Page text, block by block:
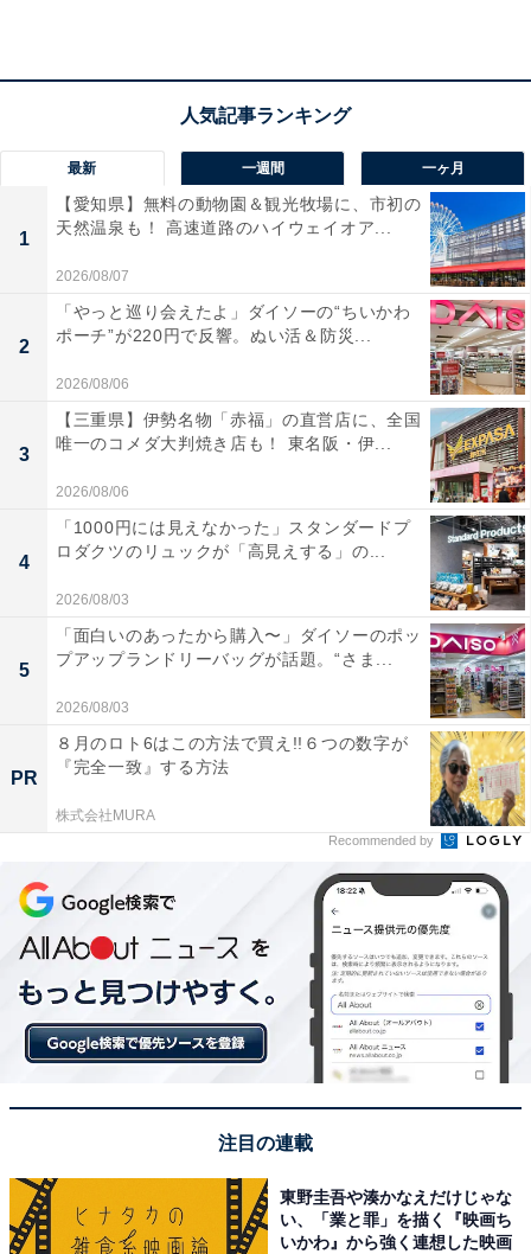
最新 一週間 一ヶ月
1
【愛知県】無料の動物園＆観光牧場に、市初の
天然温泉も！ 高速道路のハイウェイオア...
2026/08/07
2
「やっと巡り会えたよ」ダイソーの“ちいかわ
ポーチ”が220円で反響。ぬい活＆防災...
2026/08/06
3
【三重県】伊勢名物「赤福」の直営店に、全国
唯一のコメダ大判焼き店も！ 東名阪・伊...
2026/08/06
4
「1000円には見えなかった」スタンダードプ
ロダクツのリュックが「高見えする」の...
2026/08/03
5
「面白いのあったから購入〜」ダイソーのポッ
プアップランドリーバッグが話題。“さま...
2026/08/03
PR
８月のロト6はこの方法で買え!!６つの数字が
『完全一致』する方法
株式会社MURA
Recommended by
注目の連載
東野圭吾や湊かなえだけじゃな
い、「業と罪」を描く『映画ち
いかわ』から強く連想した映画